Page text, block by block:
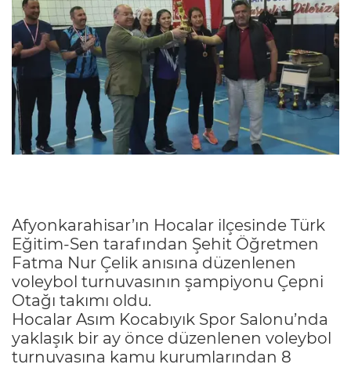
Afyonkarahisar’ın Hocalar ilçesinde Türk
Eğitim-Sen tarafından Şehit Öğretmen
Fatma Nur Çelik anısına düzenlenen
voleybol turnuvasının şampiyonu Çepni
Otağı takımı oldu.
Hocalar Asım Kocabıyık Spor Salonu’nda
yaklaşık bir ay önce düzenlenen voleybol
turnuvasına kamu kurumlarından 8